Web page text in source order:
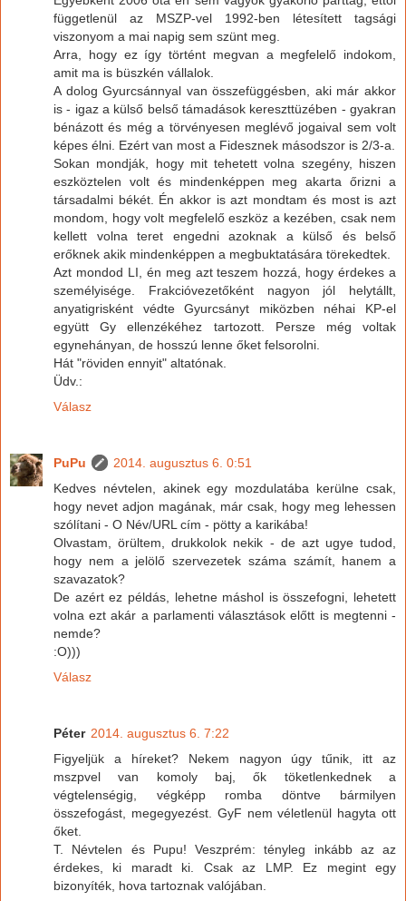
függetlenül az MSZP-vel 1992-ben létesített tagsági
viszonyom a mai napig sem szünt meg.
Arra, hogy ez így történt megvan a megfelelő indokom,
amit ma is büszkén vállalok.
A dolog Gyurcsánnyal van összefüggésben, aki már akkor
is - igaz a külső belső támadások kereszttüzében - gyakran
bénázott és még a törvényesen meglévő jogaival sem volt
képes élni. Ezért van most a Fidesznek másodszor is 2/3-a.
Sokan mondják, hogy mit tehetett volna szegény, hiszen
eszköztelen volt és mindenképpen meg akarta őrizni a
társadalmi békét. Én akkor is azt mondtam és most is azt
mondom, hogy volt megfelelő eszköz a kezében, csak nem
kellett volna teret engedni azoknak a külső és belső
erőknek akik mindenképpen a megbuktatására törekedtek.
Azt mondod LI, én meg azt teszem hozzá, hogy érdekes a
személyisége. Frakcióvezetőként nagyon jól helytállt,
anyatigrisként védte Gyurcsányt miközben néhai KP-el
együtt Gy ellenzékéhez tartozott. Persze még voltak
egynehányan, de hosszú lenne őket felsorolni.
Hát "röviden ennyit" altatónak.
Üdv.:
Válasz
PuPu
2014. augusztus 6. 0:51
Kedves névtelen, akinek egy mozdulatába kerülne csak,
hogy nevet adjon magának, már csak, hogy meg lehessen
szólítani - O Név/URL cím - pötty a karikába!
Olvastam, örültem, drukkolok nekik - de azt ugye tudod,
hogy nem a jelölő szervezetek száma számít, hanem a
szavazatok?
De azért ez példás, lehetne máshol is összefogni, lehetett
volna ezt akár a parlamenti választások előtt is megtenni -
nemde?
:O)))
Válasz
Péter 2014. augusztus 6. 7:22
Figyeljük a híreket? Nekem nagyon úgy tűnik, itt az
mszpvel van komoly baj, ők töketlenkednek a
végtelenségig, végképp romba döntve bármilyen
összefogást, megegyezést. GyF nem véletlenül hagyta ott
őket.
T. Névtelen és Pupu! Veszprém: tényleg inkább az az
érdekes, ki maradt ki. Csak az LMP. Ez megint egy
bizonyíték, hova tartoznak valójában.